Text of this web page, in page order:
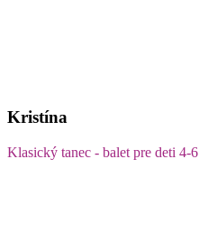
Kristína
Klasický tanec - balet pre deti 4-6